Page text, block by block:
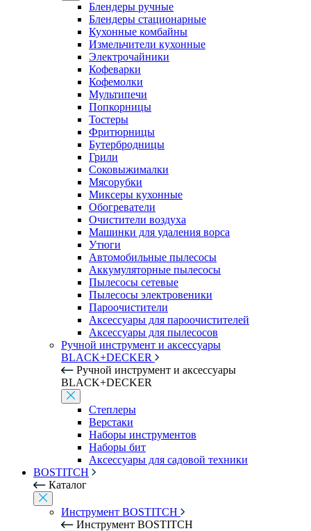
Блендеры ручные
Блендеры стационарные
Кухонные комбайны
Измельчители кухонные
Электрочайники
Кофеварки
Кофемолки
Мультипечи
Попкорницы
Тостеры
Фритюрницы
Бутербродницы
Грили
Соковыжималки
Мясорубки
Миксеры кухонные
Обогреватели
Очистители воздуха
Машинки для удаления ворса
Утюги
Автомобильные пылесосы
Аккумуляторные пылесосы
Пылесосы сетевые
Пылесосы электровеники
Пароочистители
Аксессуары для пароочистителей
Аксессуары для пылесосов
Ручной инструмент и аксессуары
BLACK+DECKER
Ручной инструмент и аксессуары
BLACK+DECKER
Степлеры
Верстаки
Наборы инструментов
Наборы бит
Аксессуары для садовой техники
BOSTITCH
Каталог
Инструмент BOSTITCH
Инструмент BOSTITCH